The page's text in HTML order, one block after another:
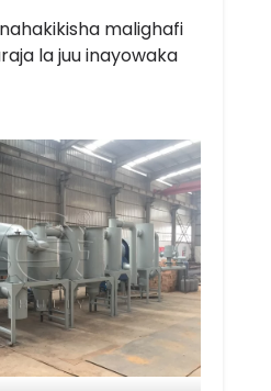
malighafi
la juu inayowaka